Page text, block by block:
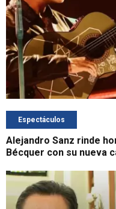
Espectáculos
Alejandro Sanz rinde
Bécquer con su nueva